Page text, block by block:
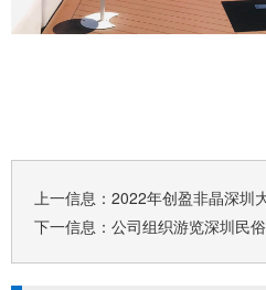
上一信息： 2022年创盈非晶深圳
下一信息： 公司组织游览深圳民